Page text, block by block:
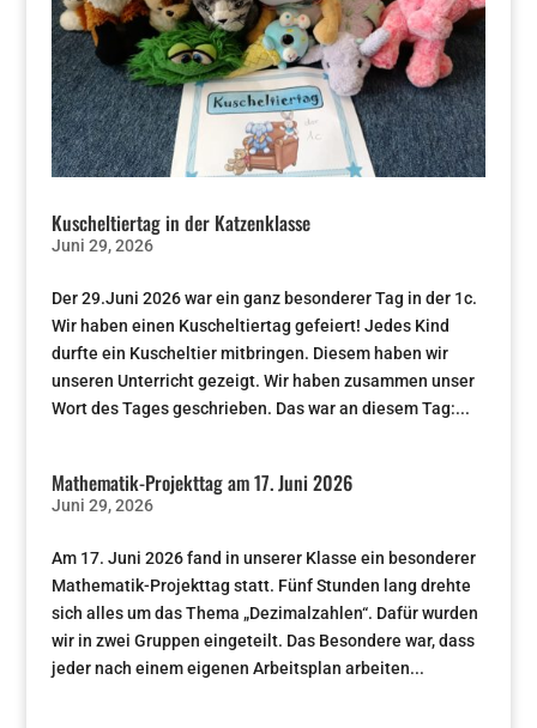
Kuscheltiertag in der Katzenklasse
Juni 29, 2026
Der 29.Juni 2026 war ein ganz besonderer Tag in der 1c.
Wir haben einen Kuscheltiertag gefeiert! Jedes Kind
durfte ein Kuscheltier mitbringen. Diesem haben wir
unseren Unterricht gezeigt. Wir haben zusammen unser
Wort des Tages geschrieben. Das war an diesem Tag:...
Mathematik-Projekttag am 17. Juni 2026
Juni 29, 2026
Am 17. Juni 2026 fand in unserer Klasse ein besonderer
Mathematik-Projekttag statt. Fünf Stunden lang drehte
sich alles um das Thema „Dezimalzahlen“. Dafür wurden
wir in zwei Gruppen eingeteilt. Das Besondere war, dass
jeder nach einem eigenen Arbeitsplan arbeiten...